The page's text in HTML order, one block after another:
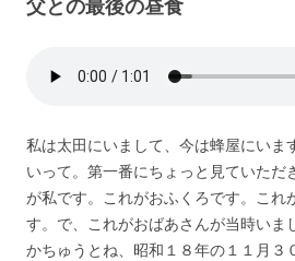
父との最後の昼食
私は太田にいまして、今は蜂屋にいま
いって。第一番にちょっと見ていただ
が私です。これがおふくろです。これ
す。で、これがおばあさんが当時いま
かちゅうとね、昭和１８年の１１月３